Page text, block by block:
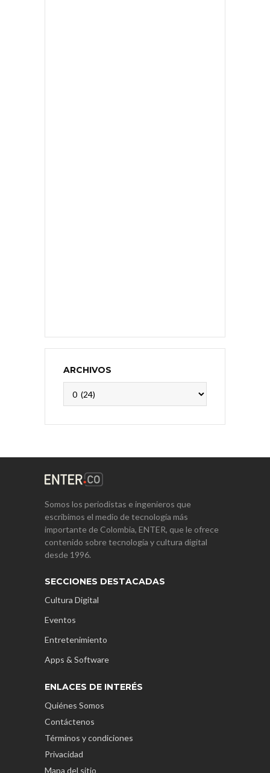
ARCHIVOS
Somos los periodistas e ingenieros que
escribimos el medio de tecnología más
importante de Colombia, ENTER, que le ofrece
contenido sobre tecnología y cultura digital
desde 1996.
SECCIONES DESTACADAS
Cultura Digital
Eventos
Entretenimiento
Apps & Software
ENLACES DE INTERÉS
Quiénes Somos
Contáctenos
Términos y condiciones
Privacidad
Mapa del sitio